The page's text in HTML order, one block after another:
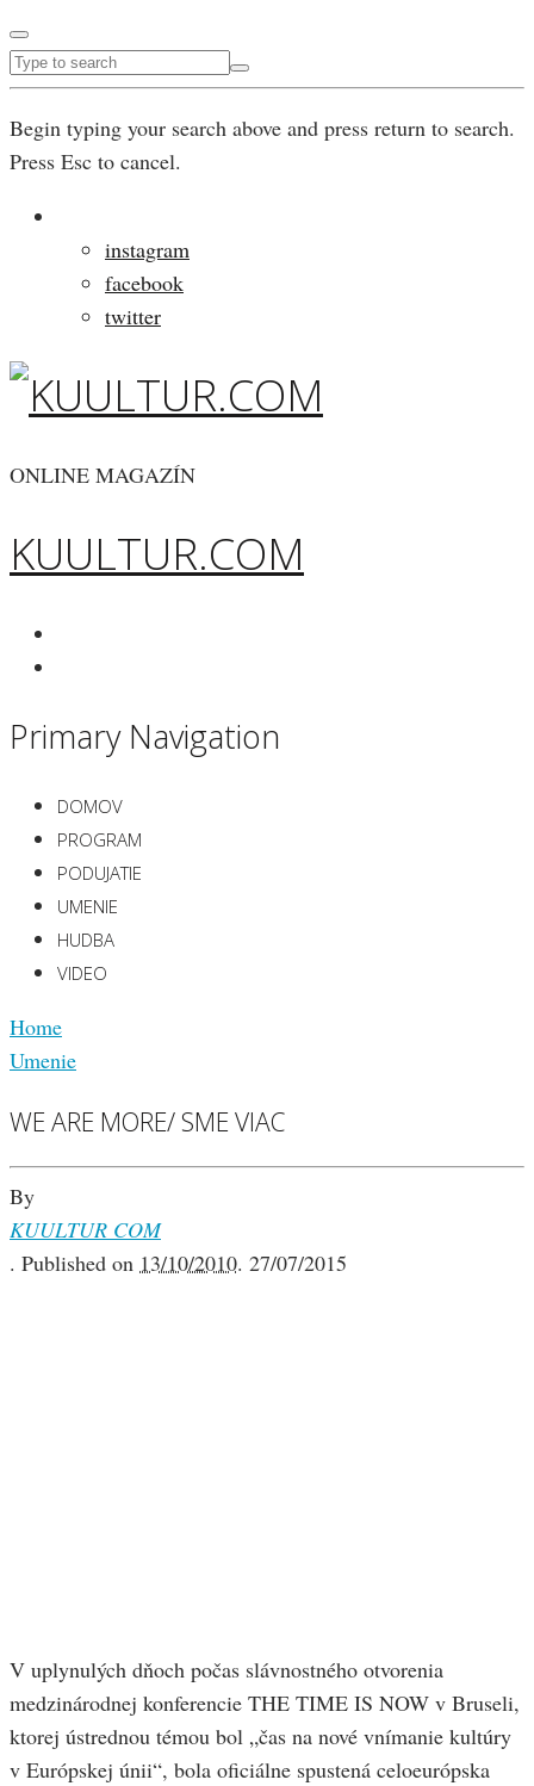
Begin typing your search above and press return to search.
Press Esc to cancel.
instagram
facebook
twitter
ONLINE MAGAZÍN
KUULTUR.COM
Primary Navigation
DOMOV
PROGRAM
PODUJATIE
UMENIE
HUDBA
VIDEO
Home
Umenie
WE ARE MORE/ SME VIAC
By
KUULTUR COM
. Published on 13/10/2010. 27/07/2015
V uplynulých dňoch počas slávnostného otvorenia
medzinárodnej konferencie THE TIME IS NOW v Bruseli,
ktorej ústrednou témou bol „čas na nové vnímanie kultúry
v Európskej únii“, bola oficiálne spustená celoeurópska